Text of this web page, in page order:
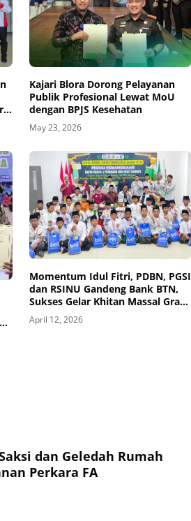
Kajari Blora Dorong Pelayanan
Publik Profesional Lewat MoU
dengan BPJS Kesehatan
May 23, 2026
Momentum Idul Fitri, PDBN, PGSI
dan RSINU Gandeng Bank BTN,
Sukses Gelar Khitan Massal Gratis
Tahap Kedua
April 12, 2026
Perkara FA